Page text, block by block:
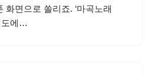
화면으로 쏠리죠. ‘마곡노래
도에…